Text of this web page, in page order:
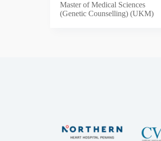
Master of Medical Sciences
(Genetic Counselling) (UKM)